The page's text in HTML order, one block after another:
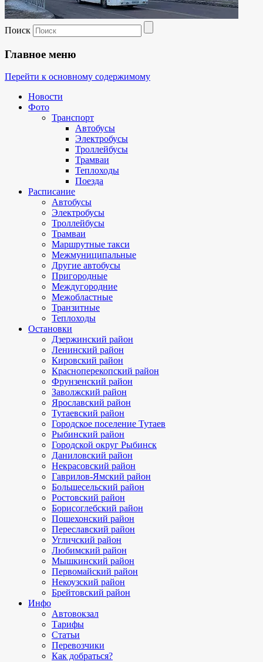
Поиск
Главное меню
Перейти к основному содержимому
Новости
Фото
Транспорт
Автобусы
Электробусы
Троллейбусы
Трамваи
Теплоходы
Поезда
Расписание
Автобусы
Электробусы
Троллейбусы
Трамваи
Маршрутные такси
Межмуниципальные
Другие автобусы
Пригородные
Междугородние
Межобластные
Транзитные
Теплоходы
Остановки
Дзержинский район
Ленинский район
Кировский район
Красноперекопский район
Фрунзенский район
Заволжский район
Ярославский район
Тутаевский район
Городское поселение Тутаев
Рыбинский район
Городской округ Рыбинск
Даниловский район
Некрасовский район
Гаврилов-Ямский район
Большесельский район
Ростовский район
Борисоглебский район
Пошехонский район
Переславский район
Угличский район
Любимский район
Мышкинский район
Первомайский район
Некоузский район
Брейтовский район
Инфо
Автовокзал
Тарифы
Статьи
Перевозчики
Как добраться?